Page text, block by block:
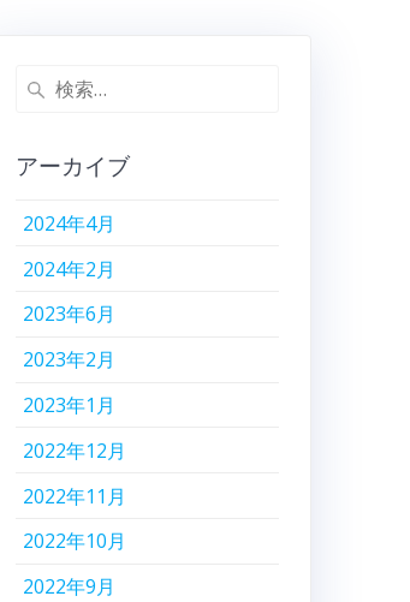
検
アーカイブ
2024年4月
2024年2月
2023年6月
2023年2月
2023年1月
2022年12月
2022年11月
2022年10月
2022年9月